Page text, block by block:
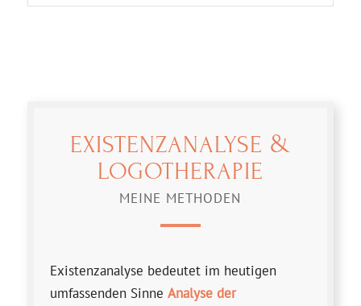
EXISTENZ­ANALYSE &
LOGO­THERAPIE
MEINE METHODEN
Existenzanalyse bedeutet im heutigen
umfassenden Sinne Analyse der